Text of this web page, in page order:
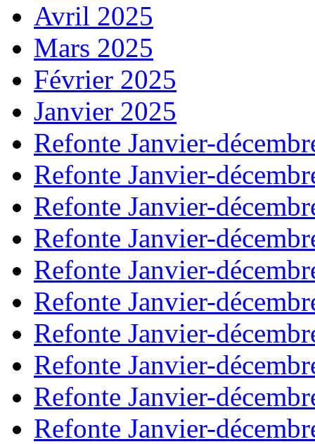
Avril 2025
Mars 2025
Février 2025
Janvier 2025
Refonte Janvier-
Refonte Janvier-
Refonte Janvier-
Refonte Janvier-
Refonte Janvier-
Refonte Janvier-
Refonte Janvier-
Refonte Janvier-
Refonte Janvier-
Refonte Janvier-